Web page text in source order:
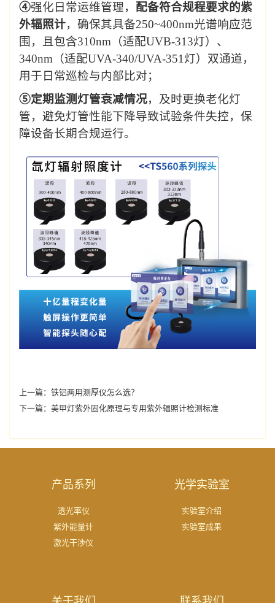
④强化日常运维管理， 配备符合规程要求的紫
外辐照计，确保其具备250~400nm光谱响应范
围，且包含310nm （适配UVB-313灯）、
340nm （适配UVA-340/UVA-351灯）双通道，
用于日常巡检与内部比对；
⑤定期监测灯管衰减情况，及时更换老化灯
管，避免灯管性能下降导致试验条件失控，保
障设备长期合规运行。
上一篇： 铁铝两用测厚仪怎么选？
下一篇： 美甲灯紫外固化原理与专用紫外辐照计检测标准
产品系列
透光率仪
紫外能量计
激光干涉仪
光学实验室
实验室介绍
实验室成果